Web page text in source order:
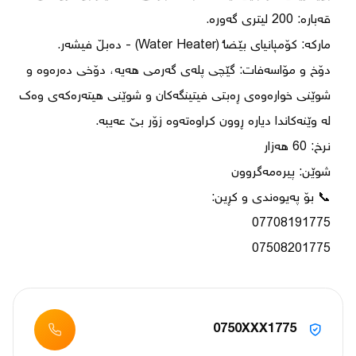
07508201775
0750XXX1775